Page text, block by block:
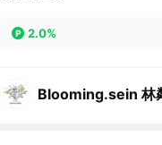
2.0%
Blooming.sein 林